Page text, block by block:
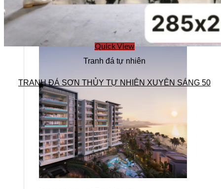
Le Pavillon Hội An
WYNDHAM GARDEN Hà Đông
Tòa nhà VinaFor Building
Cải tạo tòa nhà Sun City
Nhà Khách Quân Đội
Quick View
Tranh đá tự nhiên
TRANH ĐÁ SƠN THỦY TỰ NHIÊN XUYÊN SÁNG 50